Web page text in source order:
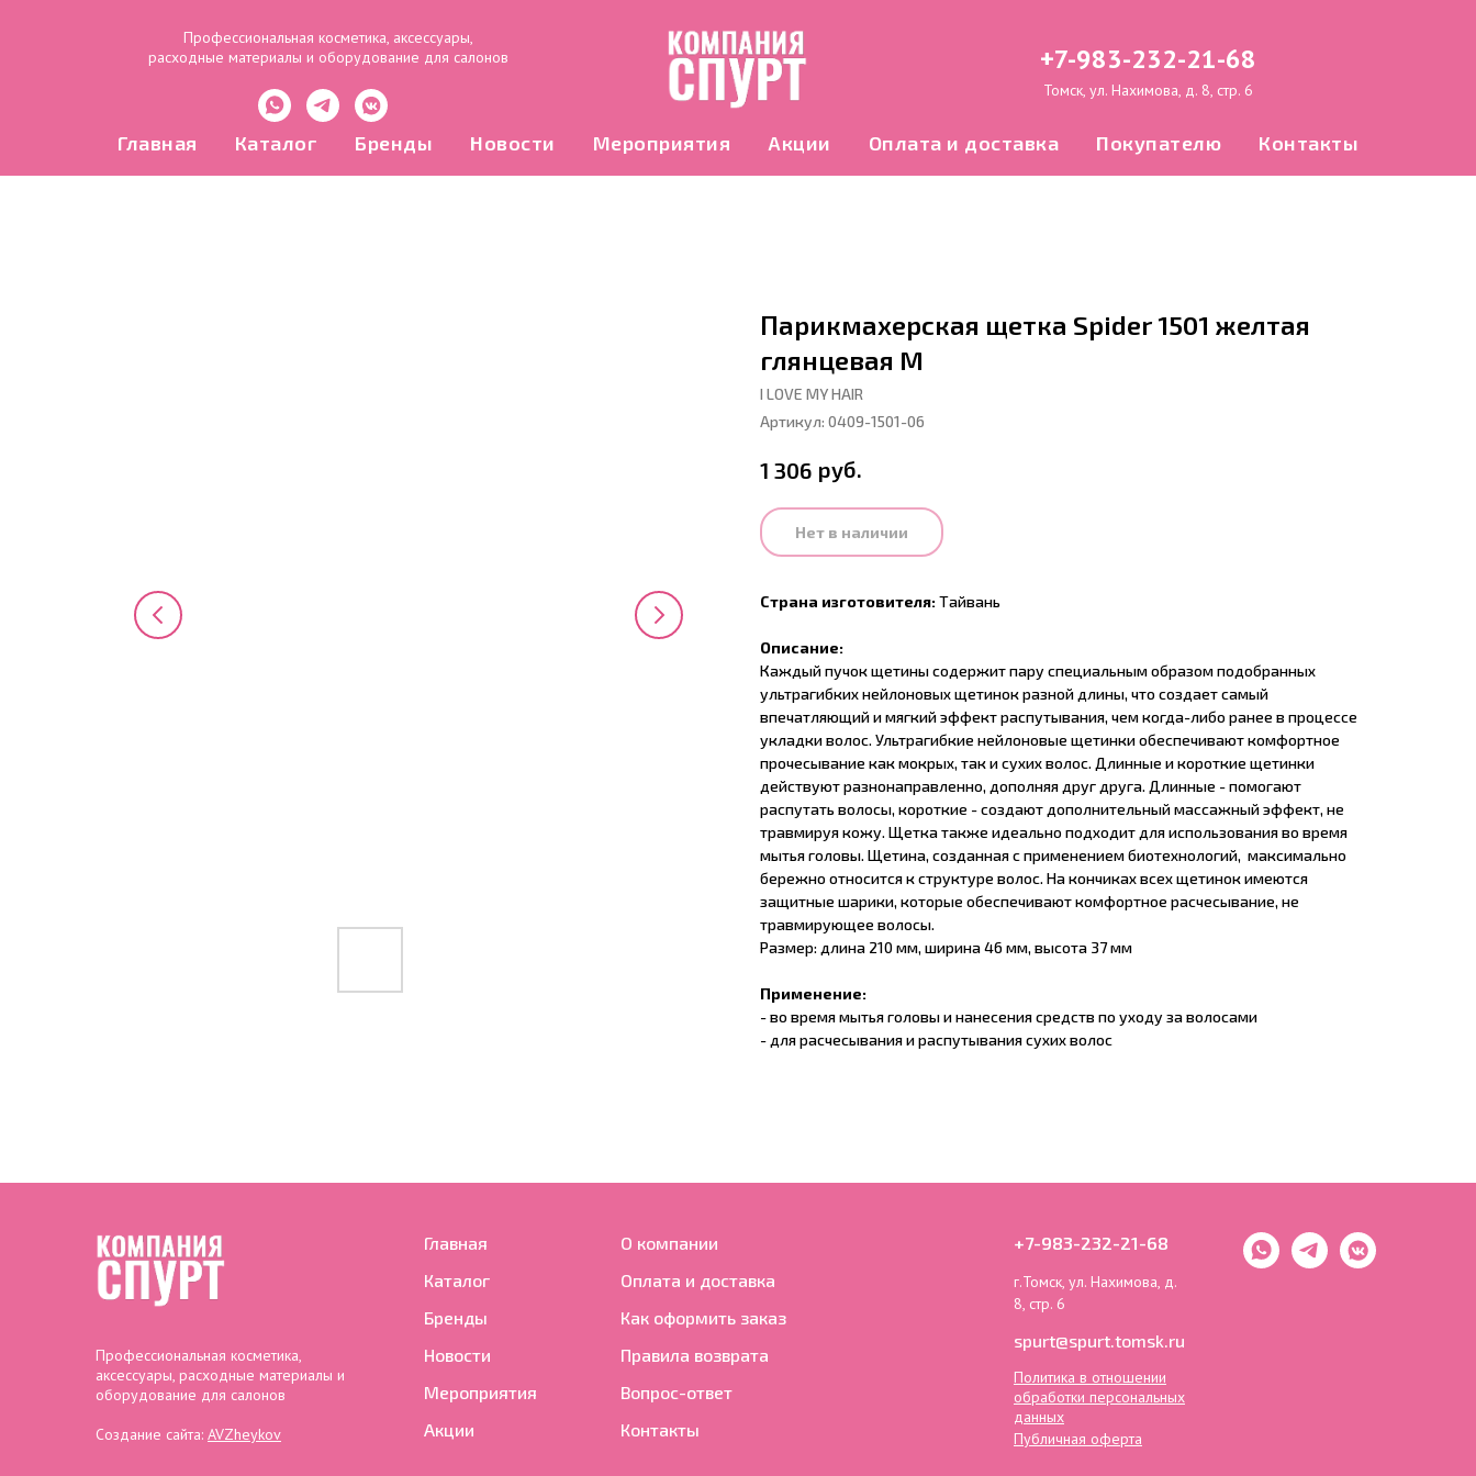
Профессиональная косметика, аксессуары,
расходные материалы и оборудование для салонов
+7-983-232-21-68
Томск, ул. Нахимова, д. 8, стр. 6
Главная Каталог Бренды Новости Мероприятия Акции Оплата и доставка Покупателю Контакты
Парикмахерская щетка Spider 1501 желтая
глянцевая M
I LOVE MY HAIR
Артикул: 0409-1501-06
1 306 руб.
Нет в наличии
Страна изготовителя:Тайвань
Описание:
Каждый пучок щетины содержит пару специальным образом подобранных
ультрагибких нейлоновых щетинок разной длины, что создает самый
впечатляющий и мягкий эффект распутывания, чем когда-либо ранее в процессе
укладки волос. Ультрагибкие нейлоновые щетинки обеспечивают комфортное
прочесывание как мокрых, так и сухих волос. Длинные и короткие щетинки
действуют разнонаправленно, дополняя друг друга. Длинные - помогают
распутать волосы, короткие - создают дополнительный массажный эффект, не
травмируя кожу. Щетка также идеально подходит для использования во время
мытья головы. Щетина, созданная с применением биотехнологий, максимально
бережно относится к структуре волос. На кончиках всех щетинок имеются
защитные шарики, которые обеспечивают комфортное расчесывание, не
травмирующее волосы.
Размер: длина 210 мм, ширина 46 мм, высота 37 мм
Применение:
- во время мытья головы и нанесения средств по уходу за волосами
- для расчесывания и распутывания сухих волос
Профессиональная косметика,
аксессуары, расходные материалы и
оборудование для салонов
Создание сайта: AVZheykov
Главная
Каталог
Бренды
Новости
Мероприятия
Акции
О компании
Оплата и доставка
Как оформить заказ
Правила возврата
Вопрос-ответ
Контакты
+7-983-232-21-68
г.Томск, ул. Нахимова, д.
8, стр. 6
spurt@spurt.tomsk.ru
Политика в отношении
обработки персональных
данных
Публичная оферта